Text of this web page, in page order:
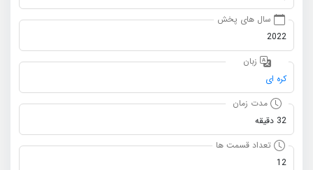
سال های پخش
2022
زبان
کره ای
مدت زمان
32 دقیقه
تعداد قسمت ها
12